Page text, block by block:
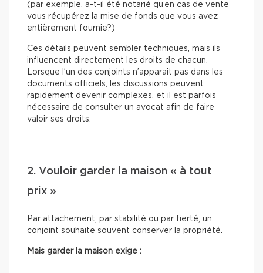
(par exemple, a-t-il été notarié qu’en cas de vente
vous récupérez la mise de fonds que vous avez
entièrement fournie?)
Ces détails peuvent sembler techniques, mais ils
influencent directement les droits de chacun.
Lorsque l’un des conjoints n’apparaît pas dans les
documents officiels, les discussions peuvent
rapidement devenir complexes, et il est parfois
nécessaire de consulter un avocat afin de faire
valoir ses droits.
2. Vouloir garder la maison « à tout
prix »
Par attachement, par stabilité ou par fierté, un
conjoint souhaite souvent conserver la propriété.
Mais garder la maison exige :